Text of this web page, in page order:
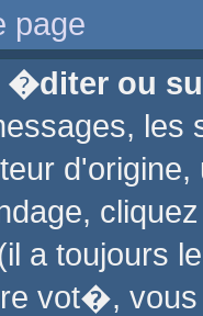
page
�diter ou
d'origine,
a toujours
vot�,